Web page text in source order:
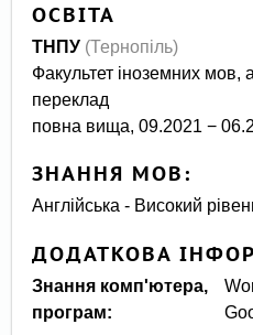
ОСВІТА
ТНПУ(Тернопіль)
Факультет іноземних мов,
переклад
повна вища, 09.2021 −
ЗНАННЯ МОВ:
Англійська - Високий
ДОДАТКОВА
Знання комп'ютера,
програм: